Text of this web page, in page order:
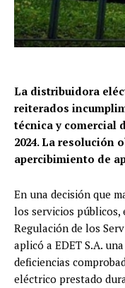
La distribuidora
reiterados
técnica y comercial
2024. La resolución
apercibimiento de
En una decisión que
los servicios
Regulación de los
aplicó a EDET S.A.
deficiencias
eléctrico prestado